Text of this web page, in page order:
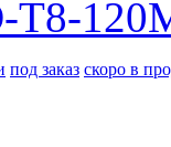
T8-
под заказ скоро в